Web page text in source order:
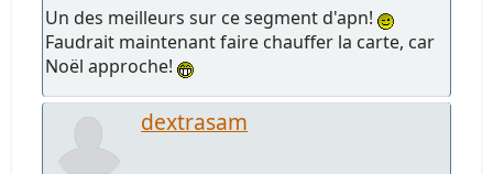
Un des meilleurs sur ce segment d'apn!
Faudrait maintenant faire chauffer la carte, car
Noël approche!
dextrasam